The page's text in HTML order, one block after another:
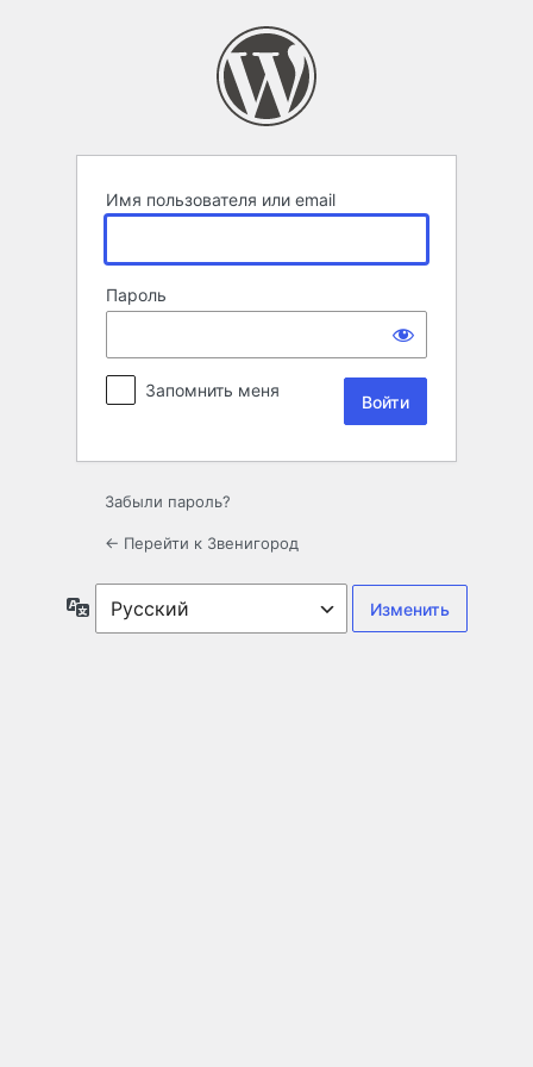
Имя пользователя или email
Пароль
Запомнить меня
Забыли пароль?
← Перейти к Звенигород
Язык